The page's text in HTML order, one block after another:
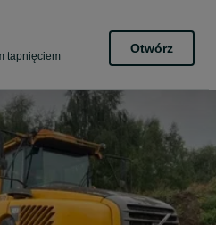
tapnięciem
Otwórz